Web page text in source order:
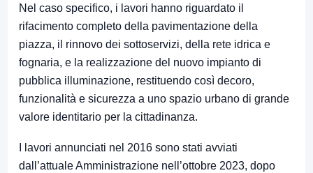
Nel caso specifico, i lavori hanno riguardato il
rifacimento completo della pavimentazione della
piazza, il rinnovo dei sottoservizi, della rete idrica e
fognaria, e la realizzazione del nuovo impianto di
pubblica illuminazione, restituendo così decoro,
funzionalità e sicurezza a uno spazio urbano di grande
valore identitario per la cittadinanza.
I lavori annunciati nel 2016 sono stati avviati
dall’attuale Amministrazione nell’ottobre 2023, dopo